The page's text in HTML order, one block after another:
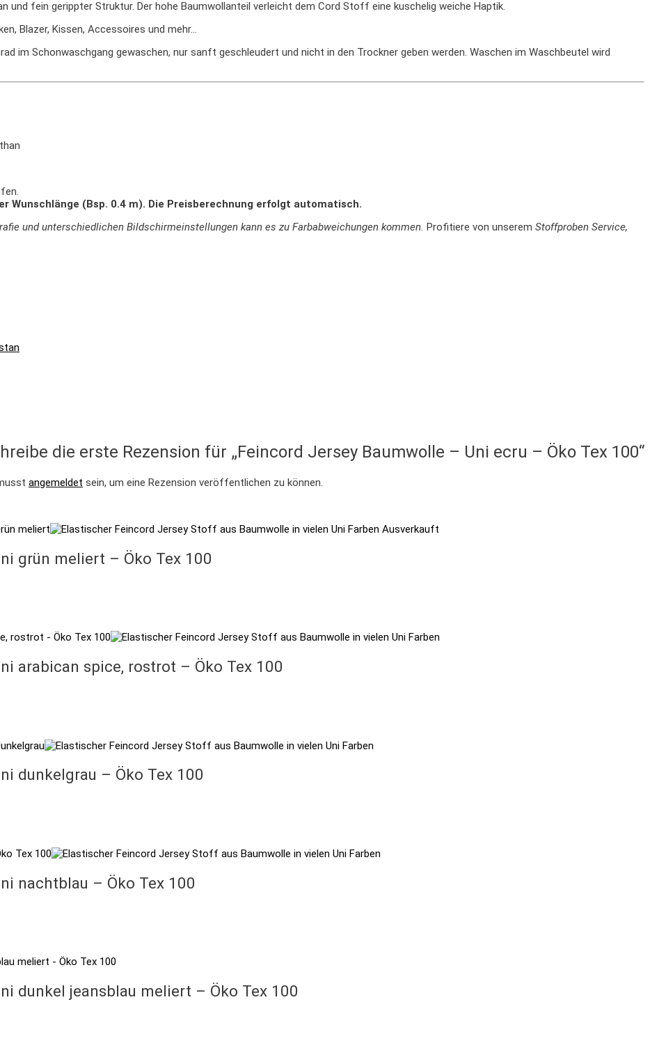
und fein gerippter Struktur. Der hohe Baumwollanteil verleicht dem Cord Stoff eine kuschelig weiche Haptik.
Blazer, Kissen, Accessoires und mehr…
im Schonwaschgang gewaschen, nur sanft geschleudert und nicht in den Trockner geben werden. Waschen im Waschbeutel wird
(Bsp. 0.4 m). Die Preisberechnung erfolgt automatisch.
und unterschiedlichen Bildschirmeinstellungen kann es zu Farbabweichungen kommen. Profitiere von unserem Stoffproben Service,
die erste Rezension für „Feincord Jersey Baumwolle – Uni ecru – Öko Tex 100“
angemeldet sein, um eine Rezension veröffentlichen zu können.
Ausverkauft
grün meliert – Öko Tex 100
arabican spice, rostrot – Öko Tex 100
dunkelgrau – Öko Tex 100
nachtblau – Öko Tex 100
dunkel jeansblau meliert – Öko Tex 100